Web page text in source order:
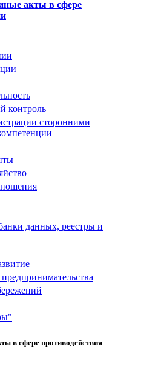
акты в сфере
контроль
сторонними
данных, реестры и
в сфере противодействия